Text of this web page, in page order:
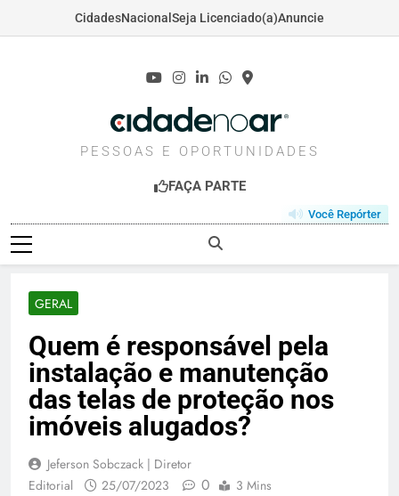
CidadesNacional Seja Licenciado(a)Anuncie
CIDADENOAR.COM
PESSOAS E OPORTUNIDADES
FAÇA PARTE
Você Repórter
GERAL
Quem é responsável pela
instalação e manutenção
das telas de proteção nos
imóveis alugados?
Jeferson Sobczack | Diretor
Editorial
25/07/2023 0 3 Mins